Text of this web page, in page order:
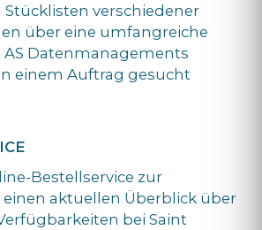
verschiedener
über eine umfangreiche
Datenmanagements
einem Auftrag gesucht
Bestellservice zur
aktuellen Überblick über
bei Saint